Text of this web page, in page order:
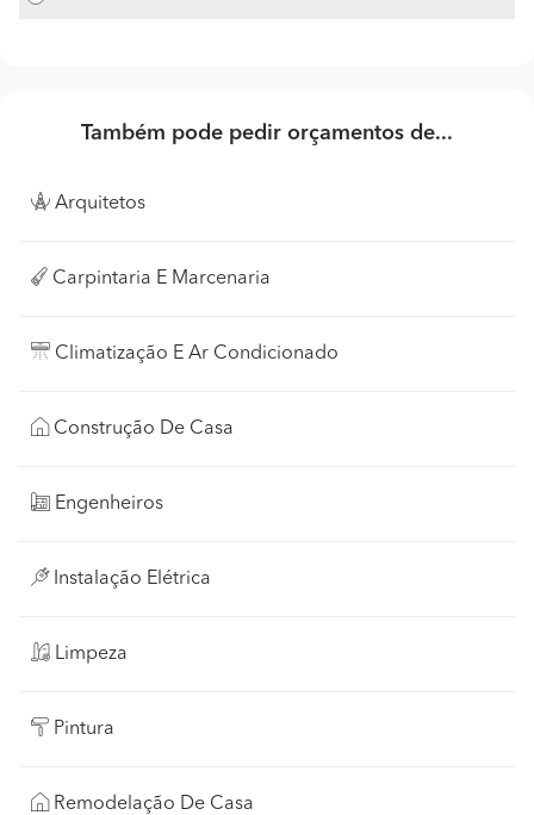
Também pode pedir orçamentos de...
Arquitetos
Carpintaria E Marcenaria
Climatização E Ar Condicionado
Construção De Casa
Engenheiros
Instalação Elétrica
Limpeza
Pintura
Remodelação De Casa